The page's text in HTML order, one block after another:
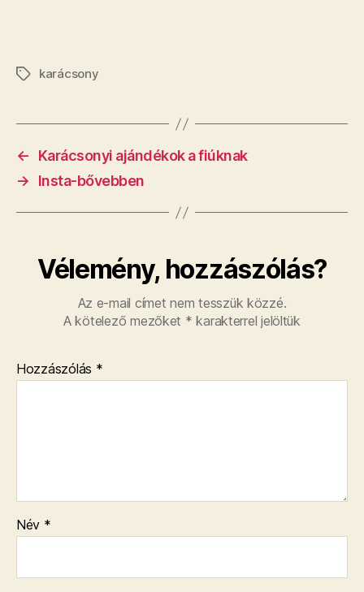
Címkékkarácsony
←
Karácsonyi ajándékok a fiúknak
→
Insta-bővebben
Vélemény, hozzászólás?
Az e-mail címet nem tesszük közzé.
A kötelező mezőket * karakterrel jelöltük
Hozzászólás *
Név *